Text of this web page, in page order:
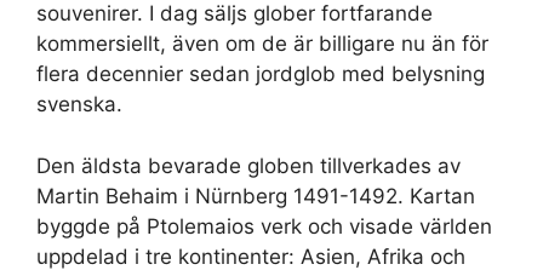
souvenirer. I dag säljs glober fortfarande
kommersiellt, även om de är billigare nu än för
flera decennier sedan jordglob med belysning
svenska.
Den äldsta bevarade globen tillverkades av
Martin Behaim i Nürnberg 1491-1492. Kartan
byggde på Ptolemaios verk och visade världen
uppdelad i tre kontinenter: Asien, Afrika och